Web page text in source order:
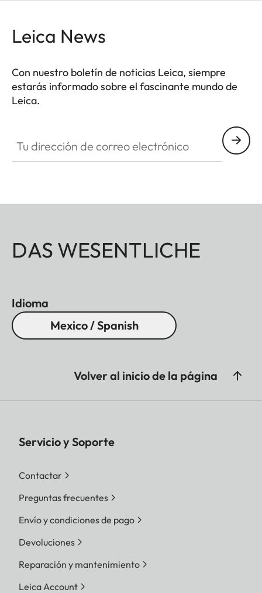
permite acceder rápidameante a la tarjeta SD y la
cuando lo necesites, sin tener que retirar el
protector de la cámara.
Leica News
Con nuestro boletín de noticias Leica, siempre
estarás informado sobre el fascinante mundo de
Leica.
DAS WESENTLICHE
Idioma
Mexico / Spanish
Volver al inicio de la página
Servicio y Soporte
Contactar
Preguntas frecuentes
Envío y condiciones de pago
Devoluciones
Reparación y mantenimiento
Leica Account